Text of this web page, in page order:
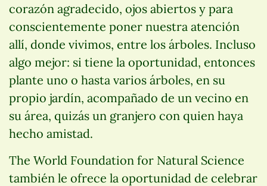
corazón agradecido, ojos abiertos y para
conscientemente poner nuestra atención
allí, donde vivimos, entre los árboles. Incluso
algo mejor: si tiene la oportunidad, entonces
plante uno o hasta varios árboles, en su
propio jardín, acompañado de un vecino en
su área, quizás un granjero con quien haya
hecho amistad.
The World Foundation for Natural Science
también le ofrece la oportunidad de celebrar